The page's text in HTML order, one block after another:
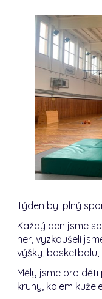
Týden byl plný
Každý den jsme
her, vyzkoušeli
výšky, basketbalu,
Měly jsme pro
kruhy, kolem